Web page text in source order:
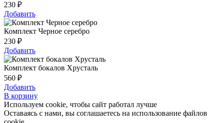
230 ₽
Добавить
Комплект Черное серебро
230 ₽
Добавить
Комплект бокалов Хрусталь
560 ₽
Добавить
В корзину
Используем cookie, чтобы сайт работал лучше
Оставаясь с нами, вы соглашаетесь на использование файлов